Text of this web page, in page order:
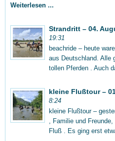
Weiterlesen ...
Strandritt – 04.
19:31
beachride – heute
aus Deutschland. Alle
tollen Pferden . Auch
kleine Flußtour –
8:24
kleine Flußtour –
, Familie und
Fluß . Es ging erst